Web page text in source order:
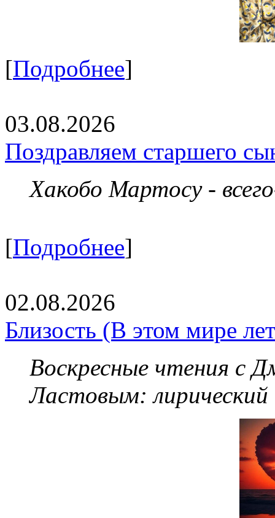
[Подробнее]
03.08.2026
Поздравляем старшего
Хакобо Мартосу -
[Подробнее]
02.08.2026
Близость (В этом мире
Воскресные чтения с
Ластовым: